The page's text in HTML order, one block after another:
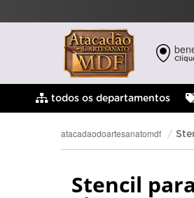
todos os departamentos
atacadaodoartesanatomdf
Stencil